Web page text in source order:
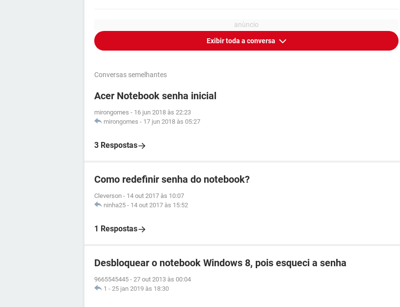
Exibir toda a conversa
Conversas semelhantes
Acer Notebook senha inicial
mirongomes - 16 jun 2018 às 22:23
mirongomes - 17 jun 2018 às 05:27
3 Respostas
Como redefinir senha do notebook?
Cleverson - 14 out 2017 às 10:07
ninha25 - 14 out 2017 às 15:52
1 Respostas
Desbloquear o notebook Windows 8, pois esqueci a senha
9665545445 - 27 out 2013 às 00:04
1 - 25 jan 2019 às 18:30